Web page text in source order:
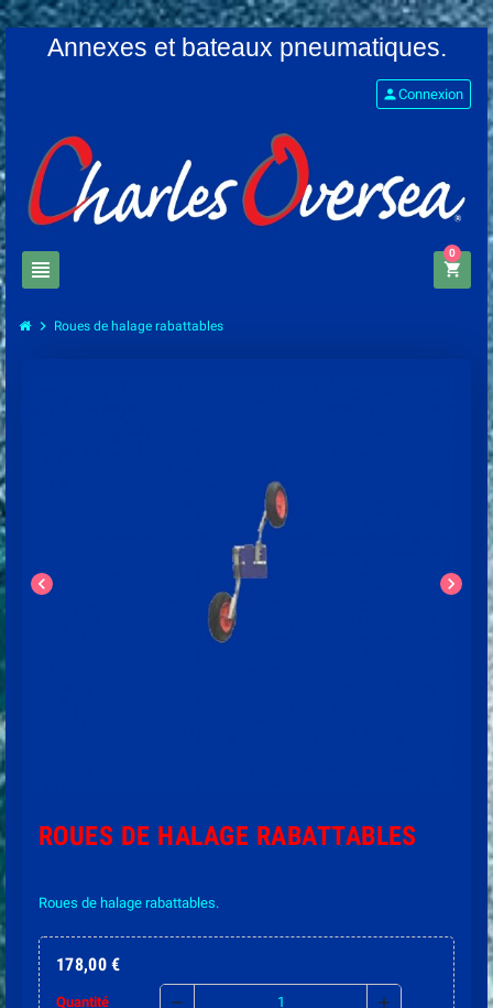
Annexes et bateaux pneumatiques.
view_headline
personConnexion
shopping_cart
0
chevron_right Roues de halage rabattables
chevron_left chevron_right
ROUES DE HALAGE RABATTABLES
Roues de halage rabattables.
178,00 €
Quantité remove add